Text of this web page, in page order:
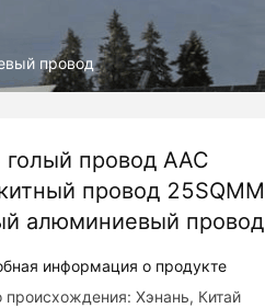
провод
голый провод AAC
провод 25SQMM
алюминиевый провод
информация о продукте
происхождения: Хэнань, Китай